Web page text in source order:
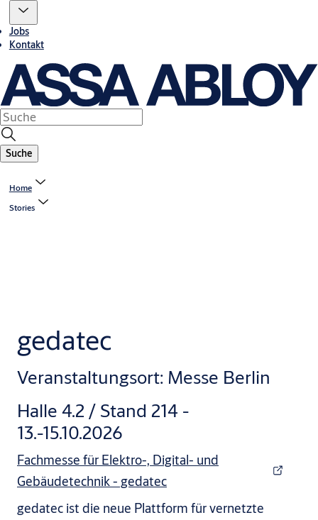
Jobs
Kontakt
Suche
Home
Stories
gedatec
Veranstaltungsort: Messe Berlin
Halle 4.2 / Stand 214 -
13.-15.10.2026
Fachmesse für Elektro-, Digital- und
Gebäudetechnik - gedatec
gedatec ist die neue Plattform für vernetzte